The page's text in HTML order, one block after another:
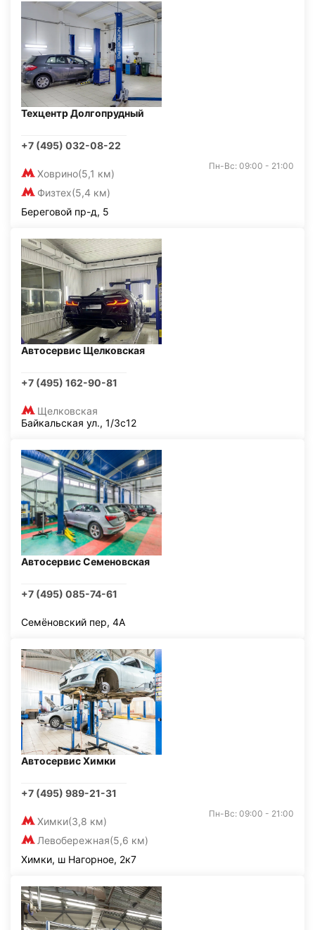
Техцентр Долгопрудный
+7 (495) 032-08-22
Ховрино(5,1 км)
Физтех(5,4 км)
Пн-Вс: 09:00 - 21:00
Береговой пр-д, 5
Автосервис Щелковская
+7 (495) 162-90-81
Щелковская
Байкальская ул., 1/3с12
Автосервис Семеновская
+7 (495) 085-74-61
Семёновский пер, 4А
Автосервис Химки
+7 (495) 989-21-31
Химки(3,8 км)
Левобережная(5,6 км)
Пн-Вс: 09:00 - 21:00
Химки, ш Нагорное, 2к7